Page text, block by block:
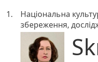
1.
Національна
збереження,